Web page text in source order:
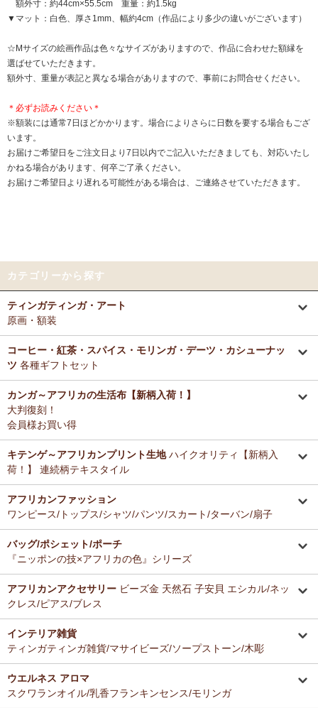
額外寸：約44cm×55.5cm 重量：約1.5kg
▼マット：白色、厚さ1mm、幅約4cm（作品により多少の違いがございます）
☆Mサイズの絵画作品は色々なサイズがありますので、作品に合わせた額縁を
選ばせていただきます。
額外寸、重量が表記と異なる場合がありますので、事前にお問合せください。
＊必ずお読みください＊
※額装には通常7日ほどかかります。場合によりさらに日数を要する場合もござ
います。
お届けご希望日をご注文日より7日以内でご記入いただきましても、対応いたし
かねる場合があります、何卒ご了承ください。
お届けご希望日より遅れる可能性がある場合は、ご連絡させていただきます。
カテゴリーから探す
ティンガティンガ・アート
原画・額装
コーヒー・紅茶・スパイス・モリンガ・デーツ・カシューナッ
ツ 各種ギフトセット
カンガ～アフリカの生活布【新柄入荷！】
大判復刻！
会員様お買い得
キテンゲ～アフリカンプリント生地ハイクオリティ【新柄入
荷！】 連続柄テキスタイル
アフリカンファッション
ワンピース/トップス/シャツ/パンツ/スカート/ターバン/扇子
バッグ/ポシェット/ポーチ
『ニッポンの技×アフリカの色』シリーズ
アフリカンアクセサリー ビーズ金 天然石 子安貝 エシカル/ネッ
クレス/ピアス/ブレス
インテリア雑貨
ティンガティンガ雑貨/マサイビーズ/ソープストーン/木彫
ウエルネス アロマ
スクワランオイル/乳香フランキンセンス/モリンガ